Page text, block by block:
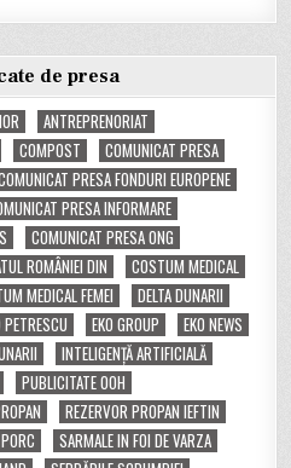
de presa
ANTREPRENORIAT
COMPOST
COMUNICAT PRESA
PRESA FONDURI EUROPENE
PRESA INFORMARE
COMUNICAT PRESA ONG
ROMÂNIEI DIN
COSTUM MEDICAL
MEDICAL FEMEI
DELTA DUNARII
PETRESCU EKO GROUP
EKO NEWS
INTELIGENȚĂ ARTIFICIALĂ
PUBLICITATE OOH
REZERVOR PROPAN IEFTIN
SARMALE IN FOI DE VARZA